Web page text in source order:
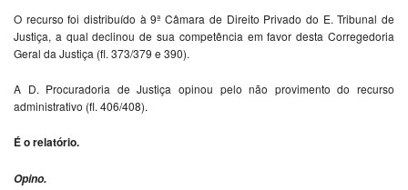
O recurso foi distribuído à 9ª Câmara de Direito Privado do E. Tribunal de
Justiça, a qual declinou de sua competência em favor desta Corregedoria
Geral da Justiça (fl. 373/379 e 390).
A D. Procuradoria de Justiça opinou pelo não provimento do recurso
administrativo (fl. 406/408).
É o relatório.
Opino.